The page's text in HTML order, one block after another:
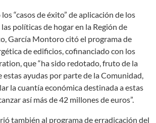
“casos de éxito” de aplicación de los
políticas de hogar en la Región de
García Montoro citó el programa de
de edificios, cofinanciado con los
que “ha sido redotado, fruto de la
estas ayudas por parte de la Comunidad,
la cuantía económica destinada a estas
así más de 42 millones de euros”.
también al programa de erradicación del